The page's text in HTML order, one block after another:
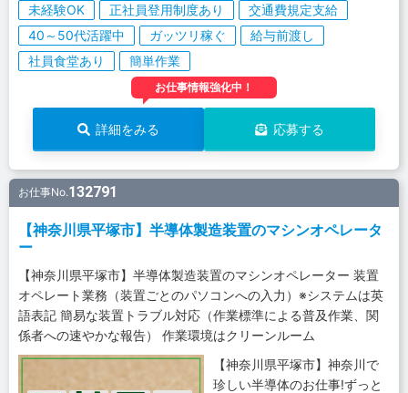
未経験OK
正社員登用制度あり
交通費規定支給
40～50代活躍中
ガッツリ稼ぐ
給与前渡し
社員食堂あり
簡単作業
お仕事情報強化中！
詳細をみる 応募する
お仕事No.132791
【神奈川県平塚市】半導体製造装置のマシンオペレータ
ー
【神奈川県平塚市】半導体製造装置のマシンオペレーター 装置
オペレート業務（装置ごとのパソコンへの入力）※システムは英
語表記 簡易な装置トラブル対応（作業標準による普及作業、関
係者への速やかな報告） 作業環境はクリーンルーム
【神奈川県平塚市】神奈川で
珍しい半導体のお仕事!ずっと